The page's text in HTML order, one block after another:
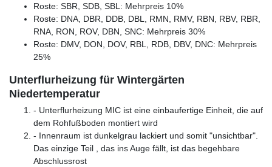
Roste: SBR, SDB, SBL: Mehrpreis 10%
Roste: DNA, DBR, DDB, DBL, RMN, RMV, RBN, RBV, RBR,
RNA, RON, ROV, DBN, SNC: Mehrpreis 30%
Roste: DMV, DON, DOV, RBL, RDB, DBV, DNC: Mehrpreis
25%
Unterflurheizung für Wintergärten
Niedertemperatur
- Unterflurheizung MIC ist eine einbaufertige Einheit, die auf
dem Rohfußboden montiert wird
- Innenraum ist dunkelgrau lackiert und somit "unsichtbar".
Das einzige Teil , das ins Auge fällt, ist das begehbare
Abschlussrost